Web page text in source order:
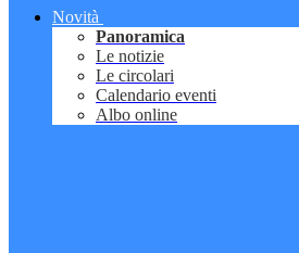
Novità
Panoramica
Le notizie
Le circolari
Calendario eventi
Albo online